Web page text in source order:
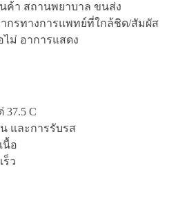
ค้า สถานพยาบาล ขนส่ง
กรทางการแพทย์ที่ใกล้ชิด/สัมผัส
ไม่ อาการแสดง
C
และการรับรส
นื้อ
ร็ว